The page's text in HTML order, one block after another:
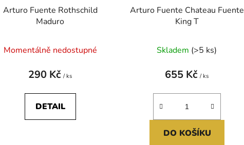
Arturo Fuente Rothschild
Maduro
hodnocení
produktu
0,0
z
Momentálně nedostupné
290 Kč/ ks
DETAIL
Arturo Fuente Chateau Fuente
King T
Skladem (>5 ks)
655 Kč/ ks
DO KOŠÍKU